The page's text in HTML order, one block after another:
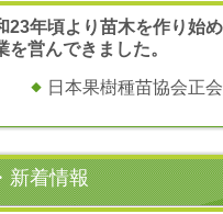
23年頃より苗木を作り始
を営んできました。
日本果樹種苗協会正
新着情報